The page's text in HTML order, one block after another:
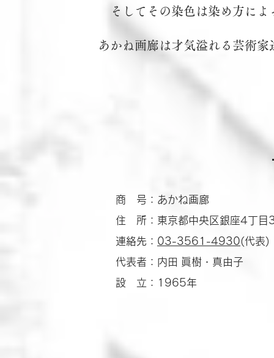
そしてその染色は染め方に
あかね画廊は才気溢れる芸術
商 号：あかね画廊
住 所：東京都中央区銀座4丁
連絡先： 03-3561-4930(代表)
代表者：内田 眞樹・真由子
設 立：1965年